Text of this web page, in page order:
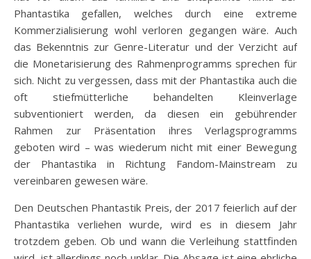
Phantastika gefallen, welches durch eine extreme
Kommerzialisierung wohl verloren gegangen wäre. Auch
das Bekenntnis zur Genre-Literatur und der Verzicht auf
die Monetarisierung des Rahmenprogramms sprechen für
sich. Nicht zu vergessen, dass mit der Phantastika auch die
oft stiefmütterliche behandelten Kleinverlage
subventioniert werden, da diesen ein gebührender
Rahmen zur Präsentation ihres Verlagsprogramms
geboten wird – was wiederum nicht mit einer Bewegung
der Phantastika in Richtung Fandom-Mainstream zu
vereinbaren gewesen wäre.
Den Deutschen Phantastik Preis, der 2017 feierlich auf der
Phantastika verliehen wurde, wird es in diesem Jahr
trotzdem geben. Ob und wann die Verleihung stattfinden